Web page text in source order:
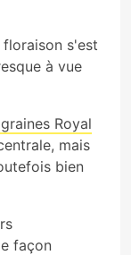
s'est
à vue
Royal
mais
bien
façon